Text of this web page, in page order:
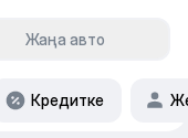
Жаңа авто
Кредитке